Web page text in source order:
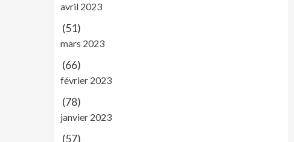
avril 2023
(51)
mars 2023
(66)
février 2023
(78)
janvier 2023
(57)